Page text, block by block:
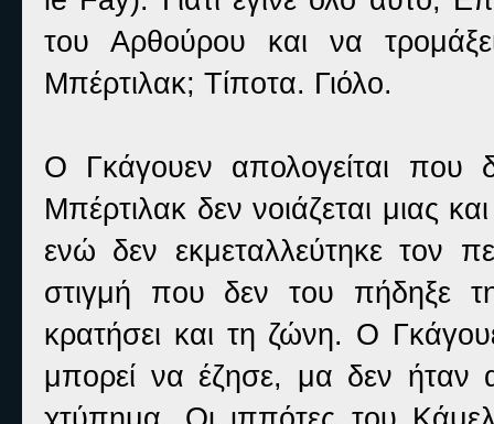
του Αρθούρου και να
Μπέρτιλακ; Τίποτα. Γιόλο.
Ο Γκάγουεν απολογείται που
Μπέρτιλακ δεν νοιάζεται μιας
ενώ δεν εκμεταλλεύτηκε τον
στιγμή που δεν του πήδηξε
κρατήσει και τη ζώνη. Ο
μπορεί να έζησε, μα δεν ήταν